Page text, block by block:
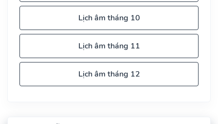
Lịch âm tháng 10
Lịch âm tháng 11
Lịch âm tháng 12